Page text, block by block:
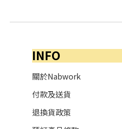
INFO
關於Nabwork
付款及送貨
退換貨政策